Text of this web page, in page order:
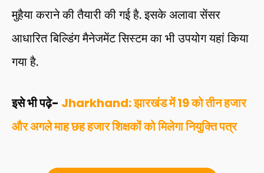
मुहैया कराने की तैयारी की गई है. इसके अलावा सेंसर
आधारित बिल्डिंग मैनेजमेंट सिस्टम का भी उपयोग यहां किया
गया है.
इसे भी पढ़े- Jharkhand: झारखंड में 19 को तीन हजार
और अगले माह छह हजार शिक्षकों को मिलेगा नियुक्ति पत्र